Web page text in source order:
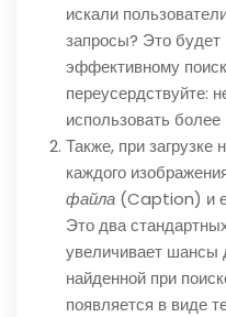
искали
запросы? Это
эффективному
переусердствуйте:
использовать
Также, при загрузке
каждого
файла (Caption) и
Это два
увеличивает шансы
найденной при
появляется в виде